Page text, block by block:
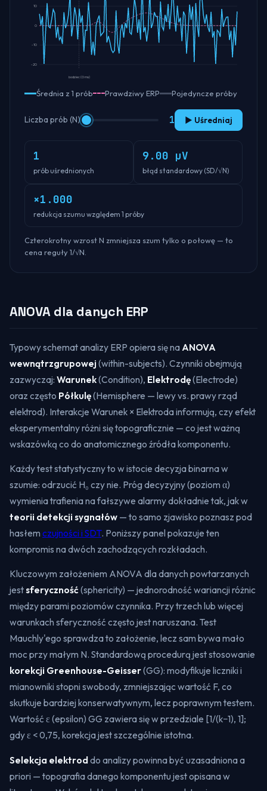
-20
-10
0
10
bodziec (0 ms)
Średnia z 1 prób Prawdziwy ERP Pojedyncze próby
Liczba prób (N) 1 ▶ Uśredniaj
1
prób uśrednionych
9.00 μV
błąd standardowy (SD/√N)
×1.000
redukcja szumu względem 1 próby
Czterokrotny wzrost N zmniejsza szum tylko o połowę — to
cena reguły 1/√N.
ANOVA dla danych ERP
Typowy schemat analizy ERP opiera się na ANOVA
wewnątrzgrupowej (within-subjects). Czynniki obejmują
zazwyczaj: Warunek(Condition), Elektrodę(Electrode)
oraz często Półkulę(Hemisphere — lewy vs. prawy rząd
elektrod). Interakcje Warunek × Elektroda informują, czy efekt
eksperymentalny różni się topograficznie — co jest ważną
wskazówką co do anatomicznego źródła komponentu.
Każdy test statystyczny to w istocie decyzja binarna w
szumie: odrzucić H₀ czy nie. Próg decyzyjny (poziom α)
wymienia trafienia na fałszywe alarmy dokładnie tak, jak w
teorii detekcji sygnałów — to samo zjawisko poznasz pod
hasłem czujności i SDT. Poniższy panel pokazuje ten
kompromis na dwóch zachodzących rozkładach.
Kluczowym założeniem ANOVA dla danych powtarzanych
jestsferyczność(sphericity) — jednorodność wariancji różnic
między parami poziomów czynnika. Przy trzech lub więcej
warunkach sferyczność często jest naruszana. Test
Mauchly'ego sprawdza to założenie, lecz sam bywa mało
moc przy małym N. Standardową procedurą jest stosowanie
korekcji Greenhouse-Geisser(GG): modyfikuje liczniki i
mianowniki stopni swobody, zmniejszając wartość F, co
skutkuje bardziej konserwatywnym, lecz poprawnym testem.
Wartość ε (epsilon) GG zawiera się w przedziale [1/(k−1), 1];
gdy ε < 0,75, korekcja jest szczególnie istotna.
Selekcja elektroddo analizy powinna być uzasadniona a
priori — topografia danego komponentu jest opisana w